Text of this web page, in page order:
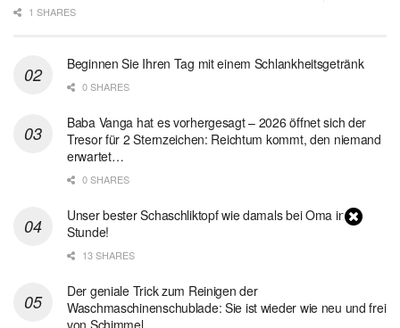
1 SHARES
Beginnen Sie Ihren Tag mit einem Schlankheitsgetränk
0 SHARES
Baba Vanga hat es vorhergesagt – 2026 öffnet sich der
Tresor für 2 Sternzeichen: Reichtum kommt, den niemand
erwartet…
0 SHARES
Unser bester Schaschliktopf wie damals bei Oma in 1
Stunde!
13 SHARES
Der geniale Trick zum Reinigen der
Waschmaschinenschublade: Sie ist wieder wie neu und frei
von Schimmel